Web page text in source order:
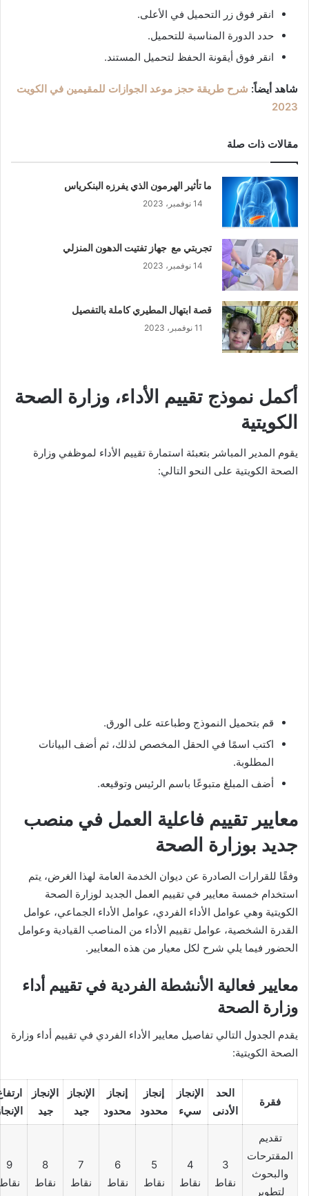
انقر فوق زر التحميل في الأعلى.
حدد الدورة المناسبة للتحميل.
انقر فوق أيقونة الحفظ لتحميل المستند.
شاهد أيضاً: شرح طريقة حجز موعد الجوازات للمقيمين في الكويت
2023
مقالات ذات صلة
ما تأثير الهرمون الذي يفرزه البنكرياس
14 نوفمبر، 2023
تجربتي مع جهاز تفتيت الدهون المنزلي
14 نوفمبر، 2023
قصة ابتهال المطيري كاملة بالتفصيل
11 نوفمبر، 2023
أكمل نموذج تقييم الأداء، وزارة الصحة
الكويتية
يقوم المدير المباشر بتعبئة استمارة تقييم الأداء لموظفي وزارة
الصحة الكويتية على النحو التالي:
قم بتحميل النموذج وطباعته على الورق.
اكتب اسمًا في الحقل المخصص لذلك، ثم أضف البيانات
المطلوبة.
أضف المبلغ متبوعًا باسم الرئيس وتوقيعه.
معايير تقييم فاعلية العمل في منصب
جديد بوزارة الصحة
وفقًا للقرارات الصادرة عن ديوان الخدمة العامة لهذا الغرض، يتم
استخدام خمسة معايير في تقييم العمل الجديد لوزارة الصحة
الكويتية وهي عوامل الأداء الفردي، عوامل الأداء الجماعي، عوامل
القدرة الشخصية، عوامل تقييم الأداء من المناصب القيادية وعوامل
الحضور فيما يلي شرح لكل معيار من هذه المعايير.
معايير فعالية الأنشطة الفردية في تقييم أداء
وزارة الصحة
يقدم الجدول التالي تفاصيل معايير الأداء الفردي في تقييم أداء وزارة
الصحة الكويتية:
فقرة
الحد
الأدنى
الإنجاز
سيء
إنجاز
محدود
إنجاز
محدود
الإنجاز
جيد
الإنجاز
جيد
تقديم
المقترحات
والبحوث
لتطوير
3
نقاط
4
نقاط
5
نقاط
6
نقاط
7
نقاط
8
نقاط
9